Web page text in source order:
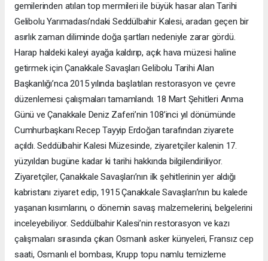
gemilerinden atılan top mermileri ile büyük hasar alan Tarihi
Gelibolu Yarımadası’ndaki Seddülbahir Kalesi, aradan geçen bir
asırlık zaman diliminde doğa şartları nedeniyle zarar gördü.
Harap haldeki kaleyi ayağa kaldırıp, açık hava müzesi haline
getirmek için Çanakkale Savaşları Gelibolu Tarihi Alan
Başkanlığı’nca 2015 yılında başlatılan restorasyon ve çevre
düzenlemesi çalışmaları tamamlandı. 18 Mart Şehitleri Anma
Günü ve Çanakkale Deniz Zaferi’nin 108’inci yıl dönümünde
Cumhurbaşkanı Recep Tayyip Erdoğan tarafından ziyarete
açıldı. Seddülbahir Kalesi Müzesinde, ziyaretçiler kalenin 17.
yüzyıldan bugüne kadar ki tarihi hakkında bilgilendiriliyor.
Ziyaretçiler, Çanakkale Savaşları’nın ilk şehitlerinin yer aldığı
kabristanı ziyaret edip, 1915 Çanakkale Savaşları’nın bu kalede
yaşanan kısımlarını, o dönemin savaş malzemelerini, belgelerini
inceleyebiliyor. Seddülbahir Kalesi’nin restorasyon ve kazı
çalışmaları sırasında çıkan Osmanlı asker künyeleri, Fransız cep
saati, Osmanlı el bombası, Krupp topu namlu temizleme